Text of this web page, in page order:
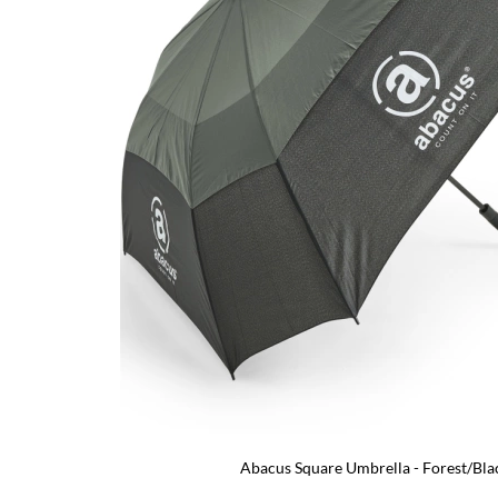
Abacus Square Umbrella - Forest/